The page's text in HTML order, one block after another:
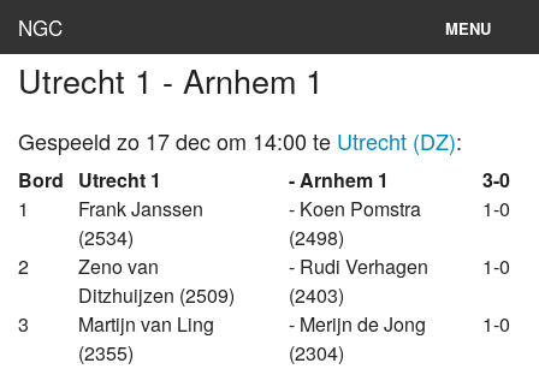
NGC MENU
Inloggen
Stand
Rooster
Utrecht 1 - Arnhem 1
Gespeeld zo 17 dec om 14:00 te Utrecht (DZ):
Bord Utrecht 1 - Arnhem 1
3-0
1
Frank Janssen
(2534)
- Koen Pomstra
(2498)
1-0
2
Zeno van
Ditzhuijzen (2509)
- Rudi Verhagen
(2403)
1-0
3
Martijn van Ling
(2355)
- Merijn de Jong
(2304)
1-0